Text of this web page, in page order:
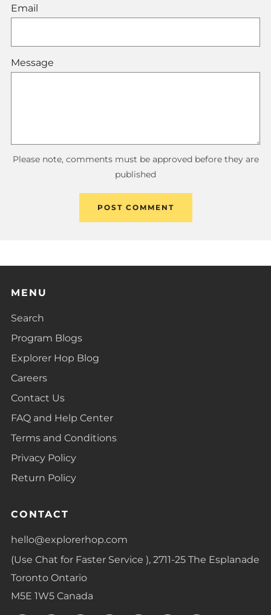
Email
Message
Please note, comments must be approved before they are
published
MENU
Search
Program Blogs
Explorer Hop Blog
Careers
Contact Us
FAQ and Help Center
Terms and Conditions
Privacy Policy
Return Policy
CONTACT
hello@explorerhop.com
(Use Chat for Faster Service ), 2711-25 The Esplanade
Toronto Ontario
M5E 1W5 Canada